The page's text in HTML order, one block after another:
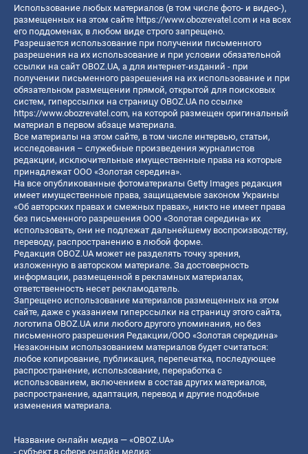
Использование любых материалов (в том числе фото- и видео-),
размещенных на этом сайте https://www.obozrevatel.com и на всех
его поддоменах, в любом виде строго запрещено.
Разрешается использование при получении письменного
разрешения на их использование и при условии обязательной
ссылки на сайт OBOZ.UA, а для интернет-изданий - при
получении письменного разрешения на их использование и при
обязательном размещении прямой, открытой для поисковых
систем, гиперссылки на страницу OBOZ.UA по ссылке
https://www.obozrevatel.com, на которой размещен оригинальный
материал в первом абзаце материала.
Все материалы на этом сайте, в том числе интервью, статьи,
исследования – служебные произведения журналистов
редакции, исключительные имущественные права на которые
принадлежат ООО «Золотая середина».
На все опубликованные фотоматериалы Getty Images редакция
имеет имущественные права, защищаемые законом Украины
«Об авторских правах и смежных правах», никто не имеет права
без письменного разрешения ООО «Золотая середина» их
использовать, они не подлежат дальнейшему воспроизводству,
переводу, распространению в любой форме.
Редакция OBOZ.UA может не разделять точку зрения,
изложенную в авторском материале. За достоверность
информации, размещенной в рекламных материалах,
ответственность несет рекламодатель.
Запрещено использование материалов размещенных на этом
сайте, даже с указанием гиперссылки на страницу этого сайта,
логотипа OBOZ.UA или любого другого упоминания, но без
письменного разрешения Редакции/ООО «Золотая середина»
Незаконным использованием материалов будет считаться:
любое копирование, публикация, перепечатка, последующее
распространение, использование, переработка с
использованием, включением в состав других материалов,
распространение, адаптация, перевод и другие подобные
изменения материала.
Название онлайн медиа — «OBOZ.UA»
- субъект в сфере онлайн медиа;